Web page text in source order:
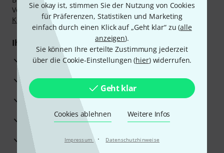
Sie okay ist, stimmen Sie der Nutzung von Cookies
für Präferenzen, Statistiken und Marketing
einfach durch einen Klick auf „Geht klar“ zu (alle
anzeigen).
Sie können Ihre erteilte Zustimmung jederzeit
über die Cookie-Einstellungen (hier) widerrufen.
Geht klar
Cookies ablehnen Weitere Infos
Impressum · Datenschutzhinweise
Vorkasse, PayPal, Amazon Pay,Klarna Sofort bezahlen,
Klarna Ratenzahlungoder Kreditkarte.
Ihre Vorteile
3 Jahre Thomann Garantie
30 Tage Money-Back-Garantie
Reparaturservice
Beratung durch Fachexperten
Zufriedenheitsgarantie